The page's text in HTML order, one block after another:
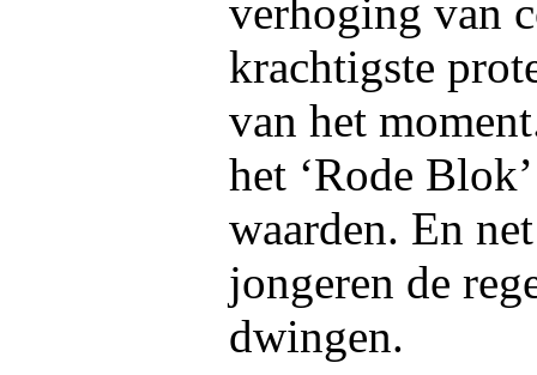
verhoging van
krachtigste
van het
het ‘Rode
waarden. En
jongeren de
dwingen.